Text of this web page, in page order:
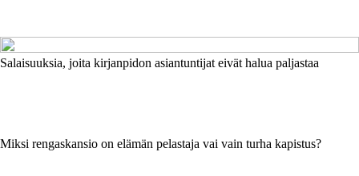
Salaisuuksia, joita kirjanpidon asiantuntijat eivät halua paljastaa
Miksi rengaskansio on elämän pelastaja vai vain turha kapistus?